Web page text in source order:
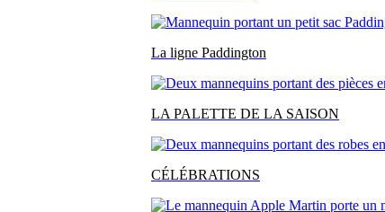
La ligne Paddington
LA PALETTE DE LA SAISON
CÉLÉBRATIONS